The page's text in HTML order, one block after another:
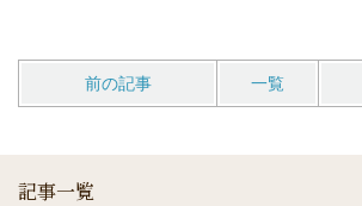
前の記事 一覧
記事一覧